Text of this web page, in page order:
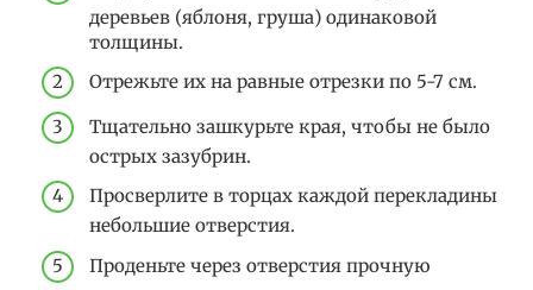
деревьев (яблоня, груша) одинаковой
толщины.
Отрежьте их на равные отрезки по 5-7 см.
Тщательно зашкурьте края, чтобы не было
острых зазубрин.
Просверлите в торцах каждой перекладины
небольшие отверстия.
Проденьте через отверстия прочную